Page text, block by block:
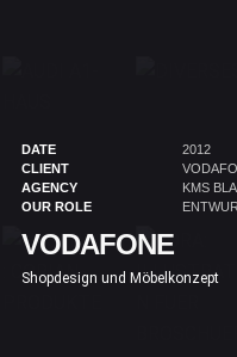
DATE
2012
CLIENT
AGENCY
KMS
OUR ROLE
VODAFONE
Shopdesign und Möbelkonzept